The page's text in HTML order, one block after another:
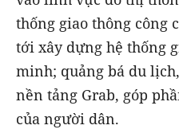
thống giao thông công
tới xây dựng hệ thống
minh; quảng bá du
nền tảng Grab, góp
của người dân.